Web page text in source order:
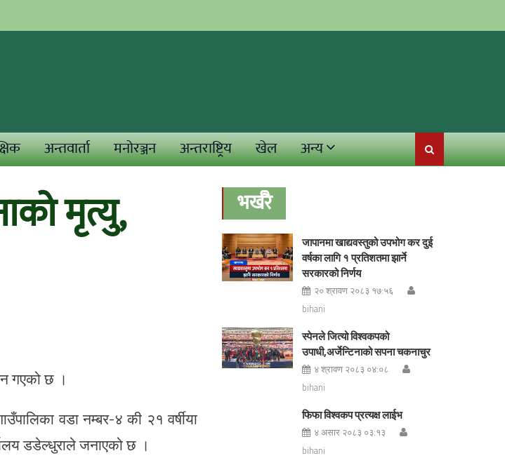
अन्तवार्ता मनोरञ्जन अन्तराष्ट्रिय खेल अन्य
मृत्यु,
गएको छ ।
वडा नम्बर-४ की २१ वर्षीया
डडेल्धुराले जनाएको छ ।
भर्खरै
जापानमा खाद्यवस्तुको उपभोग कर दुई
वर्षका लागि १ प्रतिशतमा झार्ने
सरकारको निर्णय
२० श्रावण २०८३ १७:५६
bihani
स्पेनले जित्यो विश्वकपको
उपाधी,अर्जेन्टिनाको सपना चकनाचुर
४ श्रावण २०८३ ०४:०८
bihani
फिफा विश्वकप प्रत्यक्ष लाईभ
४ असार २०८३ ०३:१३
bihani